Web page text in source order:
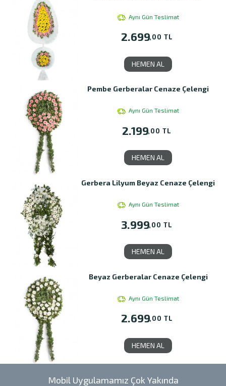
Aynı Gün Teslimat
2.699,00 TL
HEMEN AL
Pembe Gerberalar Cenaze Çelengi
Aynı Gün Teslimat
2.199,00 TL
HEMEN AL
Gerbera Lilyum Beyaz Cenaze Çelengi
Aynı Gün Teslimat
3.999,00 TL
HEMEN AL
Beyaz Gerberalar Cenaze Çelengi
Aynı Gün Teslimat
2.699,00 TL
HEMEN AL
Mobil Uygulamamız Çok Yakında